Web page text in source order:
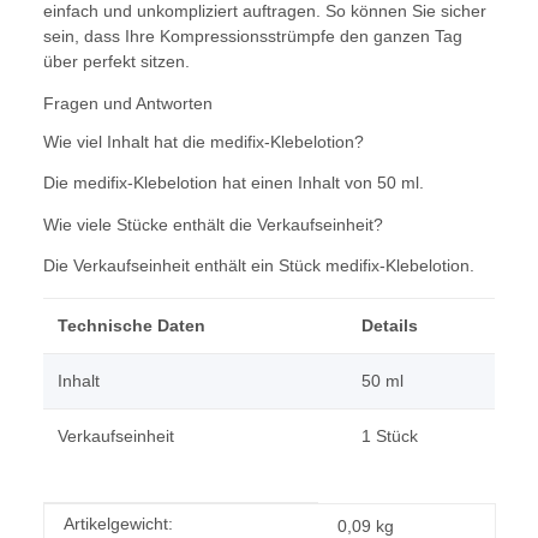
einfach und unkompliziert auftragen. So können Sie sicher
sein, dass Ihre Kompressionsstrümpfe den ganzen Tag
über perfekt sitzen.
Fragen und Antworten
Wie viel Inhalt hat die medifix-Klebelotion?
Die medifix-Klebelotion hat einen Inhalt von 50 ml.
Wie viele Stücke enthält die Verkaufseinheit?
Die Verkaufseinheit enthält ein Stück medifix-Klebelotion.
Technische Daten Details
Inhalt 50 ml
Verkaufseinheit 1 Stück
Produkteigenschaft
Wert
Artikelgewicht: 0,09 kg